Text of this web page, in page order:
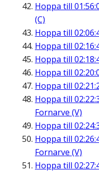
Hoppa till
(C)
Hoppa till
Hoppa till
Hoppa till
Hoppa till
Hoppa till
Hoppa till
Fornarve (V)
Hoppa till
Hoppa till
Fornarve (V)
Hoppa till